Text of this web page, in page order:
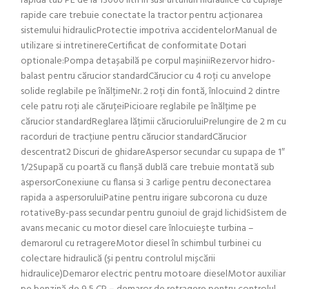
rapide care trebuie conectate la tractor pentru acționarea
sistemului hidraulicProtectie impotriva accidentelorManual de
utilizare si intretinereCertificat de conformitate Dotari
optionale:Pompa detașabilă pe corpul mașiniiRezervor hidro-
balast pentru cărucior standardCărucior cu 4 roți cu anvelope
solide reglabile pe înălțimeNr. 2 roți din fontă, înlocuind 2 dintre
cele patru roți ale căruțeiPicioare reglabile pe înălțime pe
cărucior standardReglarea lățimii cărucioruluiPrelungire de 2 m cu
racorduri de tracțiune pentru cărucior standardCărucior
descentrat2 Discuri de ghidareAspersor secundar cu supapa de 1″
1/2Supapă cu poartă cu flanșă dublă care trebuie montată sub
aspersorConexiune cu flansa si 3 carlige pentru deconectarea
rapida a aspersoruluiPatine pentru irigare subcorona cu duze
rotativeBy-pass secundar pentru gunoiul de grajd lichidSistem de
avans mecanic cu motor diesel care înlocuiește turbina –
demarorul cu retragereMotor diesel în schimbul turbinei cu
colectare hidraulică (și pentru controlul mișcării
hidraulice)Demaror electric pentru motoare dieselMotor auxiliar